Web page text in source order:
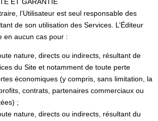
ET GARANTIE
l’Utilisateur est seul responsable des
de son utilisation des Services. L’Éditeur
en aucun cas pour :
nature, directs ou indirects, résultant de
du Site et notamment de toute perte
économiques (y compris, sans limitation, la
contrats, partenaires commerciaux ou
;
nature, directs ou indirects, résultant du